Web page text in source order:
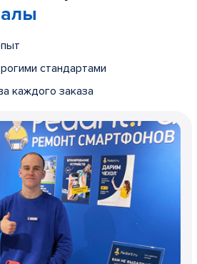
стандартами
каждого заказа